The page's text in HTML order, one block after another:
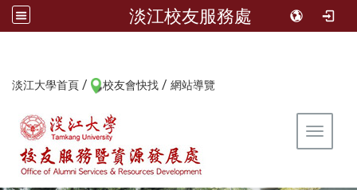
淡江校友服務處
淡江大學首頁 / 校友會快找 / 網站導覽
Toggle